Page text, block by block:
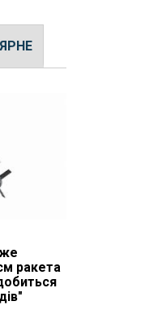
ракета